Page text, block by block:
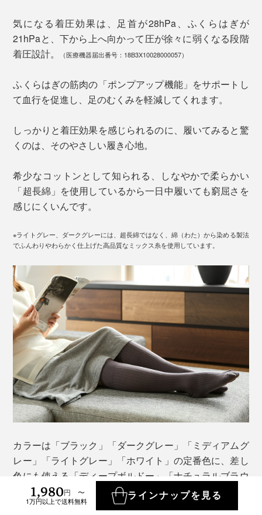
気になる着圧効果は、足首が28hPa、ふくらはぎが
21hPaと、下から上へ向かって圧が徐々に弱くなる段階
着圧設計。
（医療機器届出番号：18B3X10028000057）
ふくらはぎの筋肉の「ポンプアップ機能」をサポートし
て血行を促進し、足のむくみを軽減してくれます。
しっかりと着圧効果を感じられるのに、履いてみると驚
くのは、そのやさしい履き心地。
希少なコットンとして知られる、しなやかで柔らかい
「超長綿」を使用しているから一日中履いても窮屈さを
感じにくいんです。
※ライトグレー、ダークグレーには、超長綿ではなく、綿（わた）から染める製法
でふんわりやわらかく仕上げた高品質なミックス糸を使用しています。
カラーは「ブラック」「ダークグレー」「ミディアムグ
レー」「ライトグレー」「ホワイト」の定番色に、差し
色にも使える「ディープボルドー」「ナチュラルブラウ
ン」を加えた全７色。
1,980円 〜
1万円以上で送料無料
ラインナップを見る